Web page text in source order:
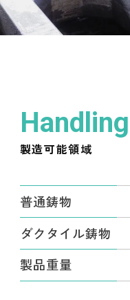
Handling
製造可能領域
普通鋳物
ダクタイル鋳物
製品重量